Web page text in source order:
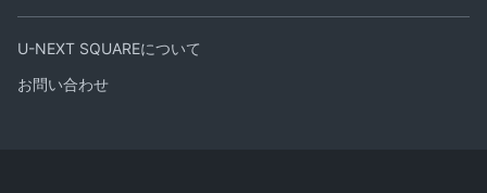
U-NEXT SQUAREについて
お問い合わせ